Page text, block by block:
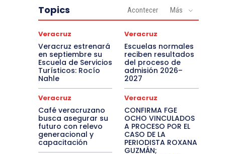
Topics Acontecer Más
Veracruz
Veracruz estrenará
en septiembre su
Escuela de Servicios
Turísticos: Rocío
Nahle
Veracruz
Escuelas normales
reciben resultados
del proceso de
admisión 2026–
2027
Veracruz
Café veracruzano
busca asegurar su
futuro con relevo
generacional y
capacitación
Veracruz
CONFIRMA FGE
OCHO VINCULADOS
A PROCESO POR EL
CASO DE LA
PERIODISTA ROXANA
GUZMÁN;